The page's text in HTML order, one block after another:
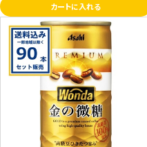
カートに入れる